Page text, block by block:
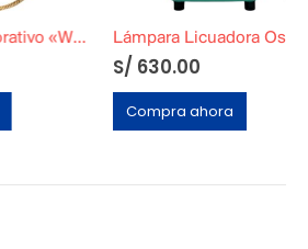
Salvavidas Decorativo «WELCOME ON BOARD» Lámpara Licuadora Oster Verde Agua
630.00
Compra ahora